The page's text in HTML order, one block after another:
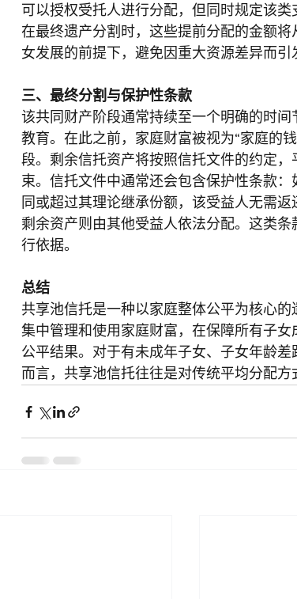
可以授权受托人进行分配，但同时规定该类
在最终遗产分割时，这些提前分配的金额
女发展的前提下，避免因重大资源差异而引
三、最终分割与保护性条款
该共同财产阶段通常持续至一个明确的时
教育。在此之前，家庭财富被视为“家庭的
段。剩余信托资产将按照信托文件的约定
束。信托文件中通常还会包含保护性条款
同或超过其理论继承份额，该受益人无需
剩余资产则由其他受益人依法分配。这类
行依据。
总结
共享池信托是一种以家庭整体公平为核心的
集中管理和使用家庭财富，在保障所有子
公平结果。对于有未成年子女、子女年龄
而言，共享池信托往往是对传统平均分配方